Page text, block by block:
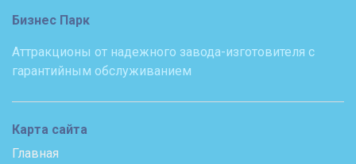
Бизнес Парк
Аттракционы от надежного завода-изготовителя с
гарантийным обслуживанием
Карта сайта
Главная